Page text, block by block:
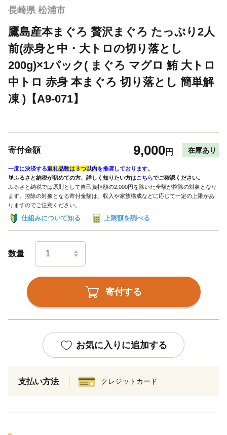
長崎県 松浦市
鷹島産本まぐろ 贅沢まぐろ たっぷり2人
前(赤身と中・大トロの切り落とし
200g)×1パック( まぐろ マグロ 鮪 大トロ
中トロ 赤身 本まぐろ 切り落とし 簡単解
凍 )【A9-071】
寄付金額 9,000円 在庫あり
一度に決済する返礼品数は３つ以内を推奨しております。
🔰ふるさと納税が初めての方、詳しく知りたい方はこちらでご確認ください。
ふるさと納税では原則として自己負担額の2,000円を除いた全額が控除の対象となり
ます。控除の対象となる寄付金額は、収入や家族構成などに応じて一定の上限があ
りますのでご注意ください。
仕組みについて知る 上限額を調べる
数量
寄付する
お気に入りに追加する
支払い方法 クレジットカード